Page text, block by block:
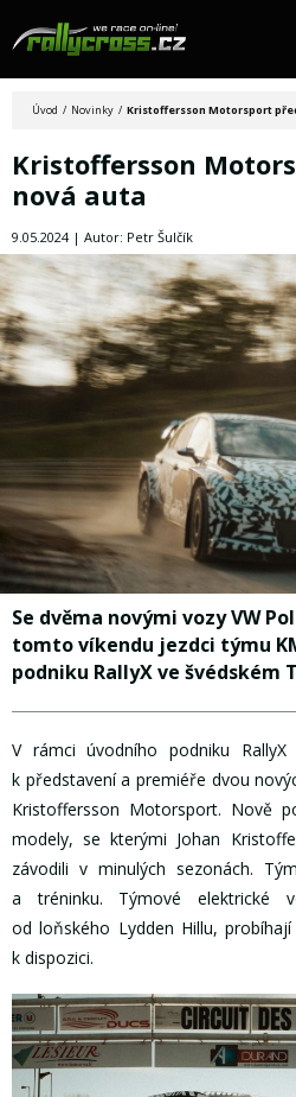
Úvod / Novinky / Kristoffersson Motorsport
Kristoffersson
nová auta
9.05.2024 | Autor: Petr Šulčík
Se dvěma novými vozy VW
tomto víkendu jezdci týmu
podniku RallyX ve švédském
V rámci úvodního podniku
k představení a premiéře dvou
Kristoffersson Motorsport. Nově
modely, se kterými Johan
závodili v minulých sezonách.
a tréninku. Týmové elektrické
od loňského Lydden Hillu,
k dispozici.